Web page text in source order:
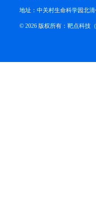
地址：中关村生命科学园北
© 2026 版权所有：靶点科技